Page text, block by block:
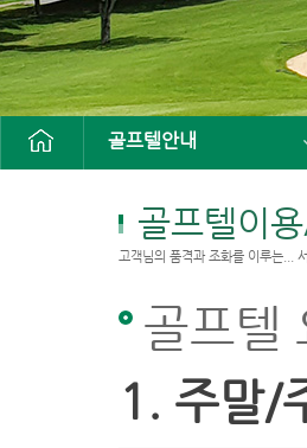
골프텔안내
골프텔이
고객님의 품격과 조화를 이루는...
골프텔
1. 주말/